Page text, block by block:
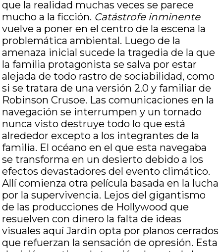
que la realidad muchas veces se parece
mucho a la ficción. Catástrofe inminente
vuelve a poner en el centro de la escena la
problemática ambiental. Luego de la
amenaza inicial sucede la tragedia de la que
la familia protagonista se salva por estar
alejada de todo rastro de sociabilidad, como
si se tratara de una versión 2.0 y familiar de
Robinson Crusoe. Las comunicaciones en la
navegación se interrumpen y un tornado
nunca visto destruye todo lo que está
alrededor excepto a los integrantes de la
familia. El océano en el que esta navegaba
se transforma en un desierto debido a los
efectos devastadores del evento climático.
Allí comienza otra película basada en la lucha
por la supervivencia. Lejos del gigantismo
de las producciones de Hollywood que
resuelven con dinero la falta de ideas
visuales aquí Jardin opta por planos cerrados
que refuerzan la sensación de opresión. Esta